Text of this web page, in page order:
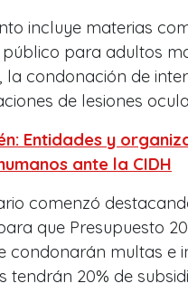
incluye materias
para adultos
la condonación de
de lesiones
Entidades y
ante la CIDH
comenzó
que Presupuesto
condonarán multas e
tendrán 20% de